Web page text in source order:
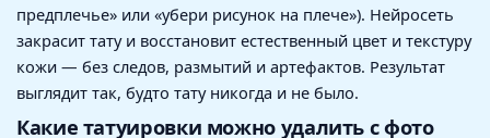
предплечье» или «убери рисунок на плече»). Нейросеть
закрасит тату и восстановит естественный цвет и текстуру
кожи — без следов, размытий и артефактов. Результат
выглядит так, будто тату никогда и не было.
Какие татуировки можно удалить с фото